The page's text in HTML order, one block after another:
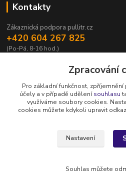
Kontakty
Zákaznická podpora pullitr.cz
+420 604 267 825
(Po-Pá, 8-16 hod.)
Upravit sběr
Copyright © Půllitr.cz |
Zpracování
Pro základní funkčnost,
účely a v případě udělenísouhlasu
využíváme soubory cookies.
cookies můžete kdykoli upravit
Nastavení
Souhlas můžete